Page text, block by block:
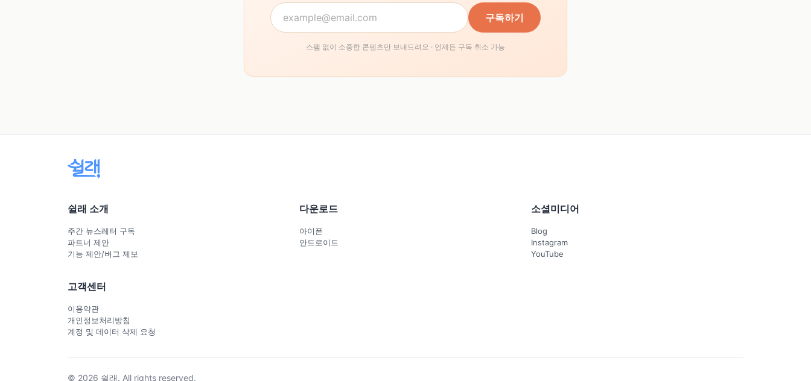
구독하기
스팸 없이 소중한 콘텐츠만 보내드려요 · 언제든 구독 취소 가능
쉴래 소개
주간 뉴스레터 구독
파트너 제안
기능 제안/버그 제보
다운로드
아이폰
안드로이드
소셜미디어
Blog
Instagram
YouTube
고객센터
이용약관
개인정보처리방침
계정 및 데이터 삭제 요청
© 2026 쉴래. All rights reserved.